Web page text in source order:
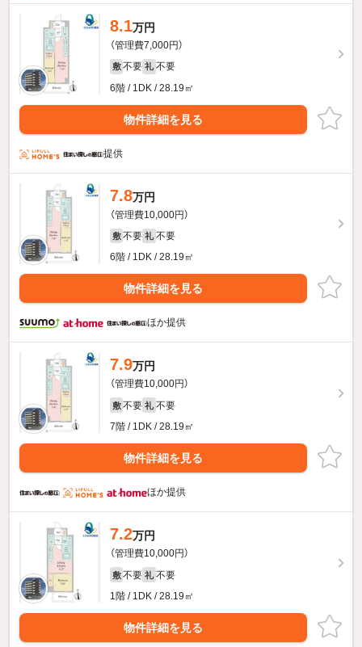
8.1万円
（管理費7,000円）
敷 不要 礼 不要
6階 / 1DK / 28.19㎡
物件詳細を見る
提供
7.8万円
（管理費10,000円）
敷 不要 礼 不要
6階 / 1DK / 28.19㎡
物件詳細を見る
ほか提供
7.9万円
（管理費10,000円）
敷 不要 礼 不要
7階 / 1DK / 28.19㎡
物件詳細を見る
ほか提供
7.2万円
（管理費10,000円）
敷 不要 礼 不要
1階 / 1DK / 28.19㎡
物件詳細を見る